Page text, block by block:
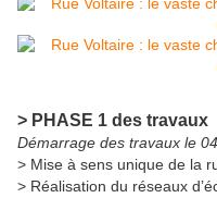
> PHASE 1 des travaux
Démarrage des travaux le
> Mise à sens unique de la
> Réalisation du réseaux